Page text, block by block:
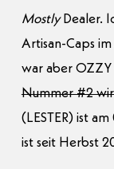
MostlyDealer.
Artisan-Caps
war aber OZZY
Nummer #2
(LESTER) ist
ist seit Herbst